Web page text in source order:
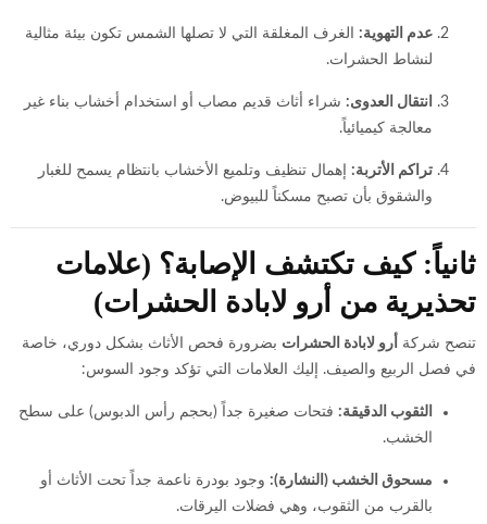
عدم التهوية: الغرف المغلقة التي لا تصلها الشمس تكون بيئة مثالية
لنشاط الحشرات.
انتقال العدوى: شراء أثاث قديم مصاب أو استخدام أخشاب بناء غير
معالجة كيميائياً.
تراكم الأتربة: إهمال تنظيف وتلميع الأخشاب بانتظام يسمح للغبار
والشقوق بأن تصبح مسكناً للبيوض.
ثانياً: كيف تكتشف الإصابة؟ (علامات
تحذيرية من أرو لابادة الحشرات)
تنصح شركة أرو لابادة الحشرات بضرورة فحص الأثاث بشكل دوري، خاصة
في فصل الربيع والصيف. إليك العلامات التي تؤكد وجود السوس:
الثقوب الدقيقة: فتحات صغيرة جداً (بحجم رأس الدبوس) على سطح
الخشب.
مسحوق الخشب (النشارة): وجود بودرة ناعمة جداً تحت الأثاث أو
بالقرب من الثقوب، وهي فضلات اليرقات.